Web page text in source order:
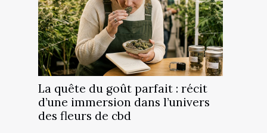
La quête du goût parfait : récit
d’une immersion dans l’univers
des fleurs de cbd